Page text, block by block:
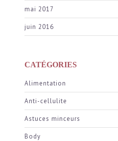
mai 2017
juin 2016
CATÉGORIES
Alimentation
Anti-cellulite
Astuces minceurs
Body